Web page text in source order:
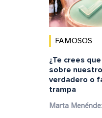
FAMOSOS
¿Te crees
sobre
verdadero o
trampa
Marta